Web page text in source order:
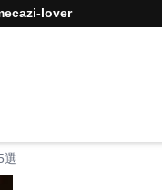
lover
選